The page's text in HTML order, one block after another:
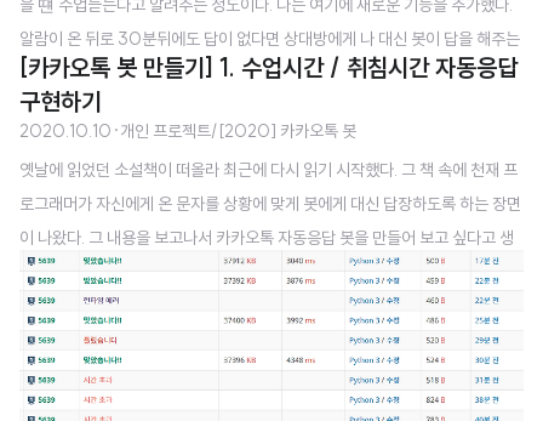
을 떈 수업듣는다고 알려주는 정도이다. 나는 여기에 새로운 기능을 추가했다.
알람이 온 뒤로 30분뒤에도 답이 없다면 상대방에게 나 대신 봇이 답을 해주는
기능이다. (답을 해준다기보다는 일방적인 안내메세지에 가깝다..) 타이머 기능
을 이용해 구현해봤고, 나쁘지 않게 작동하였다. 그런데 치명적인 문제가 있었
다. 알람이 온뒤로 바로 읽지는 않았지만, 30분이 지나기 전에 읽어서 답장을
한 경우 나는 분명 읽어서 답장했는데, 30분이 지나면 타이머에 의해 답장이
보내진다. 안타깝게도 메신저봇에는 수신한 메세지를 감지하여 자동 답장을 할
뿐이기 때문에, 내가 임의로 보낸 메세지를 감지한다거나, 읽지 않은 메세지가
사라지는 것을 감지하는..
[카카오톡 봇 만들기] 1. 수업시간 / 취침시간 자동응답
구현하기
2020.10.10 ·개인 프로젝트/[2020] 카카오톡 봇
옛날에 읽었던 소설책이 떠올라 최근에 다시 읽기 시작했다. 그 책 속에 천재 프
로그래머가 자신에게 온 문자를 상황에 맞게 봇에게 대신 답장하도록 하는 장면
이 나왔다. 그 내용을 보고나서 카카오톡 자동응답 봇을 만들어 보고 싶다고 생
각했다. 이 책을 처음 읽었을 때도 같은 생각을 했었는데, 이번에는 컴공과에 재
학하면서 배운 내용도 있으니 뭔가 할 수 있을 것 같다는 생각이 들었다. 또 최근
피곤해서 평소보다 일찍 잤던 적이 있었다. 그 때 내가 안잘거라고 생각한 친구
가 카톡을 보냈었고, 나는 답장하지 못했었다. 만약 그럴 때 내가 자고 있다는 자
동응답을 보냈다면, 그 친구는 하염없이 기다리지 않아도 되지 않았을까? 이런